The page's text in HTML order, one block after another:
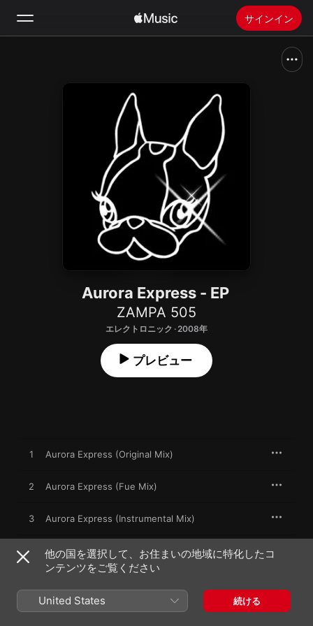
サインイン
Apple Musicをインストール
Aurora Express - EP
ZAMPA 505
エレクトロニック · 2008年
プレビュー
1 Aurora Express (Original Mix)
2 Aurora Express (Fue Mix)
3 Aurora Express (Instrumental Mix)
4 Aurora Express (KEN ISHII Remix)
2008年9月1日
4曲、41分
他の国を選択して、お住まいの地域に特化したコ
ンテンツをご覧ください
United States 続ける